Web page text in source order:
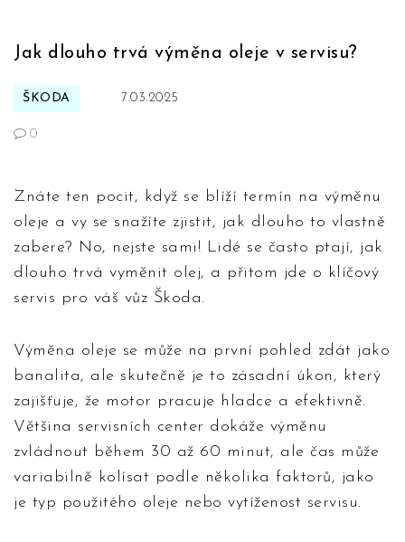
Jak dlouho trvá výměna oleje v servisu?
ŠKODA 7.03.2025
0
Znáte ten pocit, když se blíží termín na výměnu
oleje a vy se snažíte zjistit, jak dlouho to vlastně
zabere? No, nejste sami! Lidé se často ptají, jak
dlouho trvá vyměnit olej, a přitom jde o klíčový
servis pro váš vůz Škoda.
Výměna oleje se může na první pohled zdát jako
banalita, ale skutečně je to zásadní úkon, který
zajišťuje, že motor pracuje hladce a efektivně.
Většina servisních center dokáže výměnu
zvládnout během 30 až 60 minut, ale čas může
variabilně kolísat podle několika faktorů, jako
je typ použitého oleje nebo vytíženost servisu.